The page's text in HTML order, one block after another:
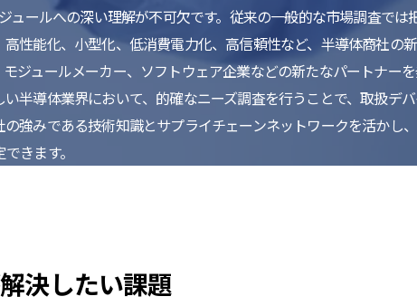
ールへの深い理解が不可欠です。従来の一般的な市場調査では
性能化、小型化、低消費電力化、高信頼性など、半導体商社の
ジュールメーカー、ソフトウェア企業などの新たなパートナー
半導体業界において、的確なニーズ調査を行うことで、取扱デ
強みである技術知識とサプライチェーンネットワークを活かし
きます。
決したい課題